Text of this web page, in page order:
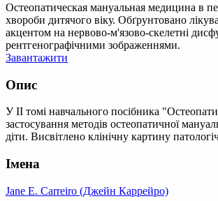
Остеопатическая мануальная медицина в
хвороби дитячого віку. Обґрунтовано
акцентом на нервово-м'язово-скелетні
рентгенографічними зображеннями.
Завантажити
Опис
У ІІ томі навчального посібника
застосування методів остеопатичної
діти. Висвітлено клінічну картину
Імена
Jane Е. Carreiro (Джейн Каррейро)